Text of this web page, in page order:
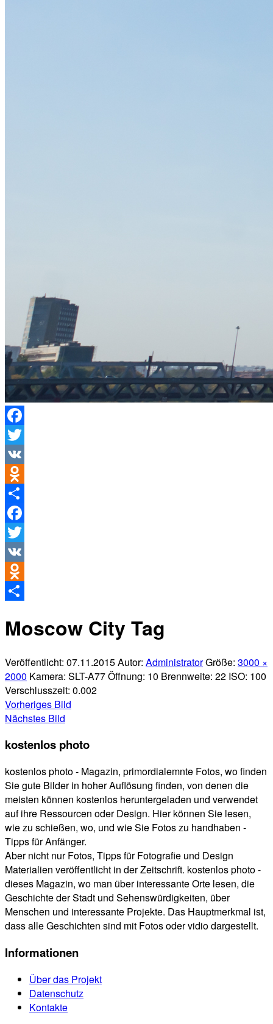
Facebook
Twitter
VK
Odnoklassniki
Teilen
Facebook
Twitter
VK
Odnoklassniki
Moscow City Tag
Veröffentlicht: 07.11.2015Autor: AdministratorGröße: 3000 ×
2000 Kamera: SLT-A77Öffnung: 10 Brennweite: 22 ISO: 100
Verschlusszeit: 0.002
Vorheriges Bild
Nächstes Bild
kostenlos photo
kostenlos photo - Magazin, primordialemnte Fotos, wo finden
Sie gute Bilder in hoher Auflösung finden, von denen die
meisten können kostenlos heruntergeladen und verwendet
auf ihre Ressourcen oder Design. Hier können Sie lesen,
wie zu schießen, wo, und wie Sie Fotos zu handhaben -
Tipps für Anfänger.
Aber nicht nur Fotos, Tipps für Fotografie und Design
Materialien veröffentlicht in der Zeitschrift. kostenlos photo -
dieses Magazin, wo man über interessante Orte lesen, die
Geschichte der Stadt und Sehenswürdigkeiten, über
Menschen und interessante Projekte. Das Hauptmerkmal ist,
dass alle Geschichten sind mit Fotos oder vidio dargestellt.
Informationen
Über das Projekt
Datenschutz
Kontakte